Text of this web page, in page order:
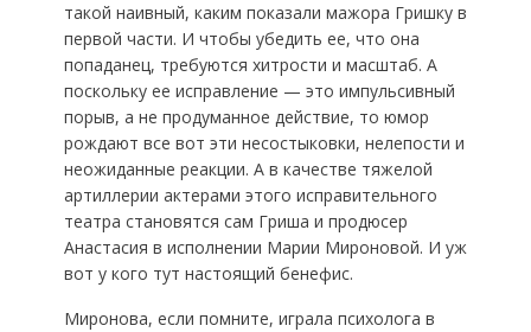
такой наивный, каким показали мажора Гришку в
первой части. И чтобы убедить ее, что она
попаданец, требуются хитрости и масштаб. А
поскольку ее исправление — это импульсивный
порыв, а не продуманное действие, то юмор
рождают все вот эти несостыковки, нелепости и
неожиданные реакции. А в качестве тяжелой
артиллерии актерами этого исправительного
театра становятся сам Гриша и продюсер
Анастасия в исполнении Марии Мироновой. И уж
вот у кого тут настоящий бенефис.
Миронова, если помните, играла психолога в